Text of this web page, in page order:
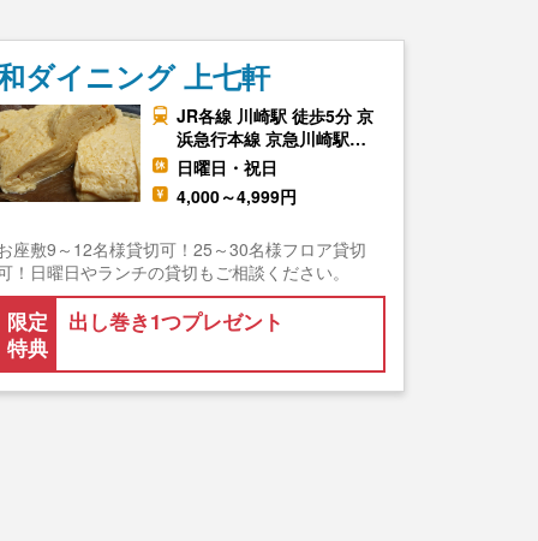
ダイニング 上七軒
JR各線 川崎駅 徒歩5分 京
浜急行本線 京急川崎駅…
日曜日・祝日
4,000～4,999円
座敷9～12名様貸切可！25～30名様フロア貸切
！日曜日やランチの貸切もご相談ください。
限定
特典
出し巻き1つプレゼント